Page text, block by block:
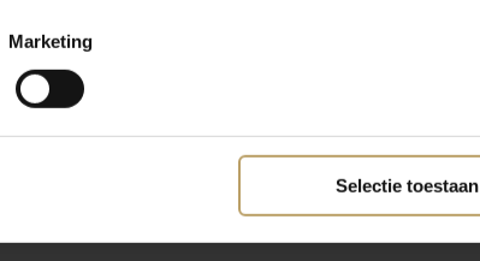
Marketing
Selectie toestaan